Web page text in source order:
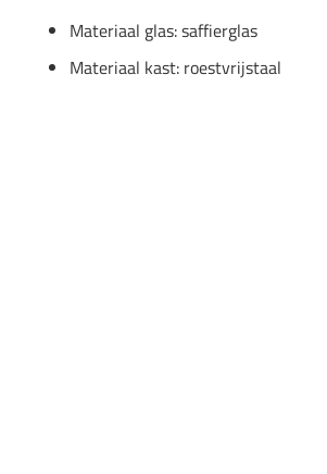
Materiaal glas: saffierglas
Materiaal kast: roestvrijstaal